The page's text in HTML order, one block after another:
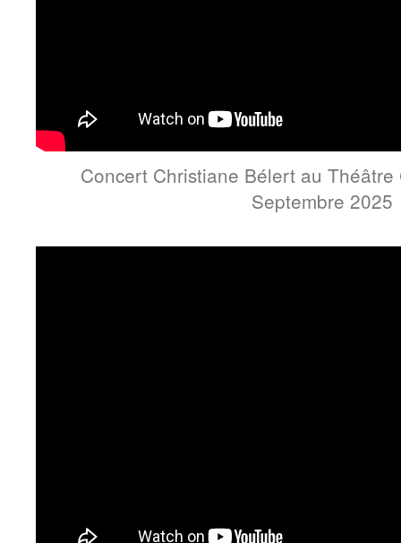
Concert Christiane Bélert au
Septembre 2025